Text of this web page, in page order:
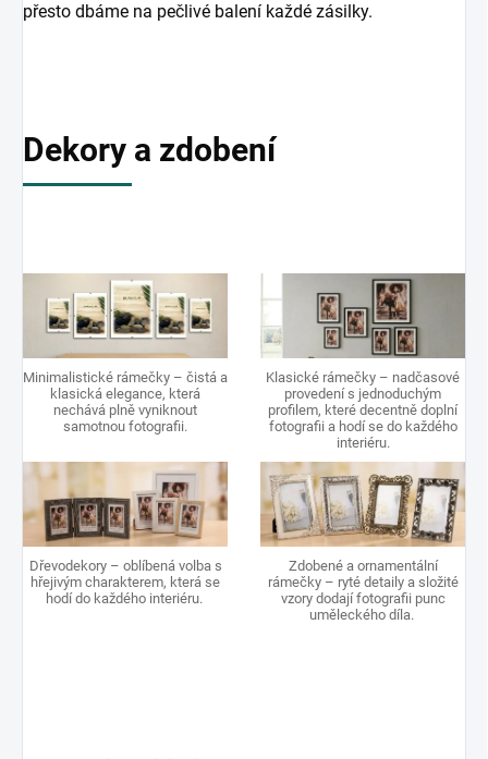
přesto dbáme na pečlivé balení každé zásilky.
Dekory a zdobení
Minimalistické rámečky – čistá a
klasická elegance, která
nechává plně vyniknout
samotnou fotografii.
Klasické rámečky – nadčasové
provedení s jednoduchým
profilem, které decentně doplní
fotografii a hodí se do každého
interiéru.
Dřevodekory – oblíbená volba s
hřejivým charakterem, která se
hodí do každého interiéru.
Zdobené a ornamentální
rámečky – ryté detaily a složité
vzory dodají fotografii punc
uměleckého díla.